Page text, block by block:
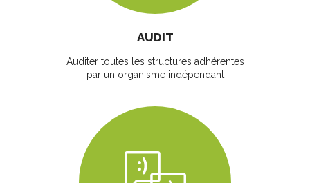
AUDIT
Auditer toutes les structures adhérentes
par un organisme indépendant